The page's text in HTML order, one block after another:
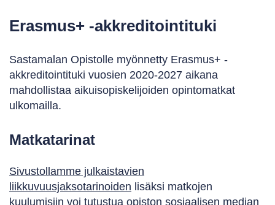
Erasmus+ -akkreditointituki
Sastamalan Opistolle myönnetty Erasmus+ -
akkreditointituki vuosien 2020-2027 aikana
mahdollistaa aikuisopiskelijoiden opintomatkat
ulkomailla.
Matkatarinat
Sivustollamme julkaistavien
liikkuvuusjaksotarinoiden lisäksi matkojen
kuulumisiin voi tutustua opiston sosiaalisen median